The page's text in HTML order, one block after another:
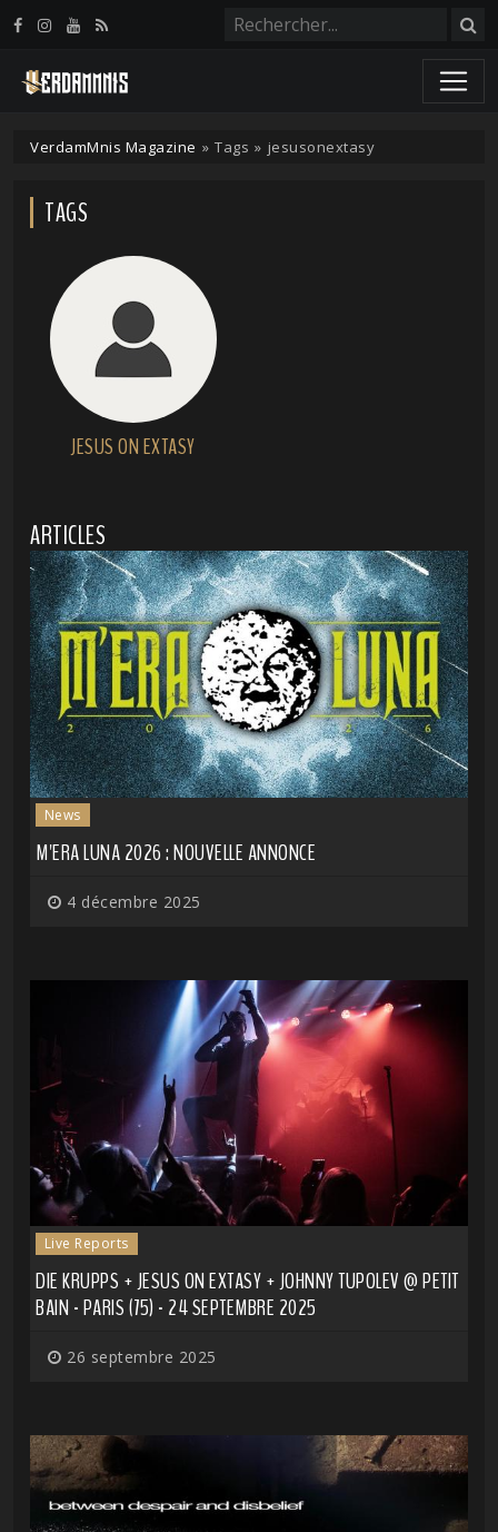
VerdamMnis Magazine » Tags » jesusonextasy
TAGS
JESUS ON EXTASY
ARTICLES
News
M'ERA LUNA 2026 : NOUVELLE ANNONCE
4 décembre 2025
Live Reports
DIE KRUPPS + JESUS ON EXTASY + JOHNNY TUPOLEV @ PETIT
BAIN - PARIS (75) - 24 SEPTEMBRE 2025
26 septembre 2025
Panneau de gestion des cookies